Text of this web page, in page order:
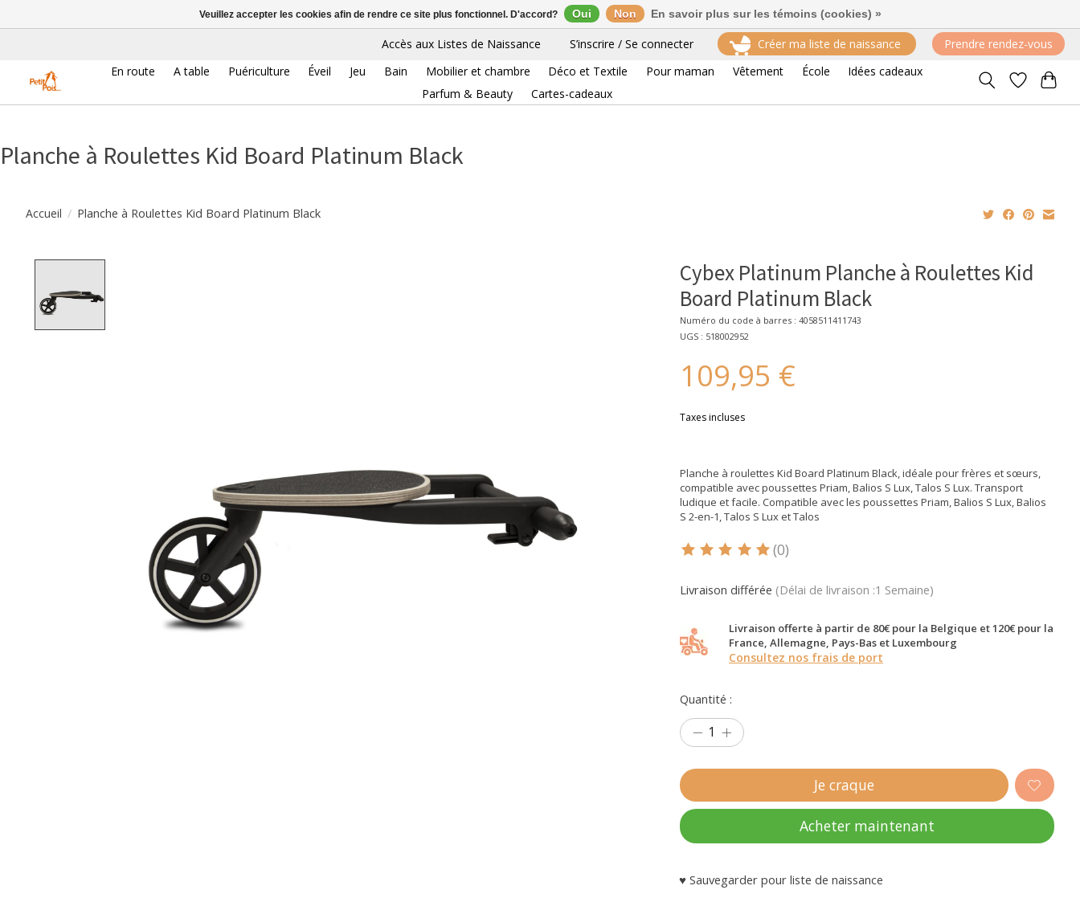
Accès aux Listes de Naissance S’inscrire / Se connecter Créer ma liste de naissance
Prendre rendez-vous
En route
A table Puériculture Éveil Jeu Bain Mobilier et chambre Déco et Textile Pour maman Vêtement École
Idées cadeaux
Parfum & Beauty
Cartes-cadeaux
Planche à Roulettes Kid Board Platinum Black
Accueil / Planche à Roulettes Kid Board Platinum Black
Cybex Platinum Planche à Roulettes Kid
Board Platinum Black
Numéro du code à barres : 4058511411743
UGS : 518002952
109,95 €
Taxes incluses
Planche à roulettes Kid Board Platinum Black, idéale pour frères et sœurs,
compatible avec poussettes Priam, Balios S Lux, Talos S Lux. Transport
ludique et facile. Compatible avec les poussettes Priam, Balios S Lux, Balios
S 2-en-1, Talos S Lux et Talos
Ce produit est évalué à
(0)
Livraison différée (Délai de livraison :1 Semaine)
Livraison offerte à partir de 80€ pour la Belgique et 120€ pour la
France, Allemagne, Pays-Bas et Luxembourg
Consultez nos frais de port
Quantité :
Je craque
Acheter maintenant
♥ Sauvegarder pour liste de naissance
Veuillez accepter les cookies afin de rendre ce site plus fonctionnel. D'accord? Oui Non En savoir plus sur les témoins (cookies) »